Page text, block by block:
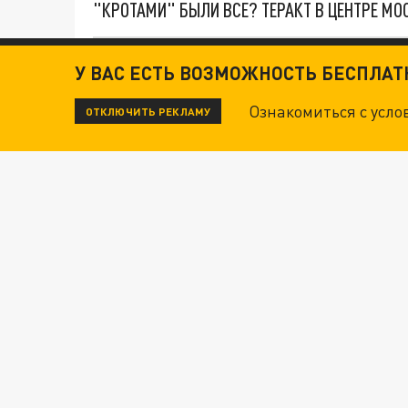
"КРОТАМИ" БЫЛИ ВСЕ? ТЕРАКТ В ЦЕНТРЕ
ДАНЯ С ДАШЕЙ СПАСЛИСЬ ОТ БОЕВИКОВ
У ВАС ЕСТЬ ВОЗМОЖНОСТЬ
ОТКЛЮЧИТЬ РЕКЛАМУ Ознакомиться с